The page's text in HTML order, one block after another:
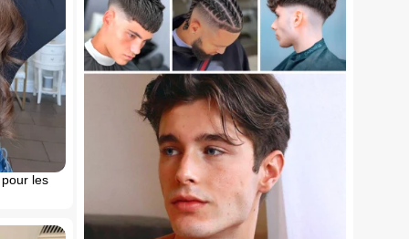
les